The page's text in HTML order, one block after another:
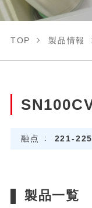
TOP 製品情報
融点 221-
製品一覧